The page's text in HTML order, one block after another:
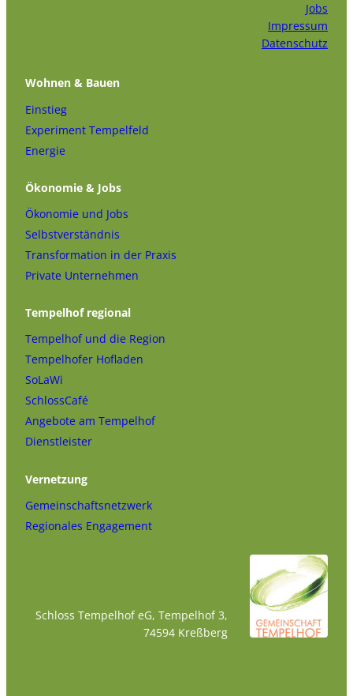
Jobs
Impressum
Datenschutz
Wohnen & Bauen
Einstieg
Experiment Tempelfeld
Energie
Ökonomie & Jobs
Ökonomie und Jobs
Selbstverständnis
Transformation in der Praxis
Private Unternehmen
Tempelhof regional
Tempelhof und die Region
Tempelhofer Hofladen
SoLaWi
SchlossCafé
Angebote am Tempelhof
Dienstleister
Vernetzung
Gemeinschaftsnetzwerk
Regionales Engagement
Schloss Tempelhof eG, Tempelhof 3,
74594 Kreßberg